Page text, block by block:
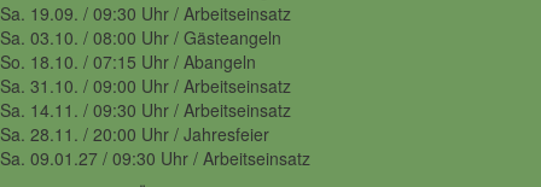
Sa. 19.09. / 09:30 Uhr / Arbeitseinsatz
Sa. 03.10. / 08:00 Uhr / Gästeangeln
So. 18.10. / 07:15 Uhr / Abangeln
Sa. 31.10. / 09:00 Uhr / Arbeitseinsatz
Sa. 14.11. / 09:30 Uhr / Arbeitseinsatz
Sa. 28.11. / 20:00 Uhr / Jahresfeier
Sa. 09.01.27 / 09:30 Uhr / Arbeitseinsatz